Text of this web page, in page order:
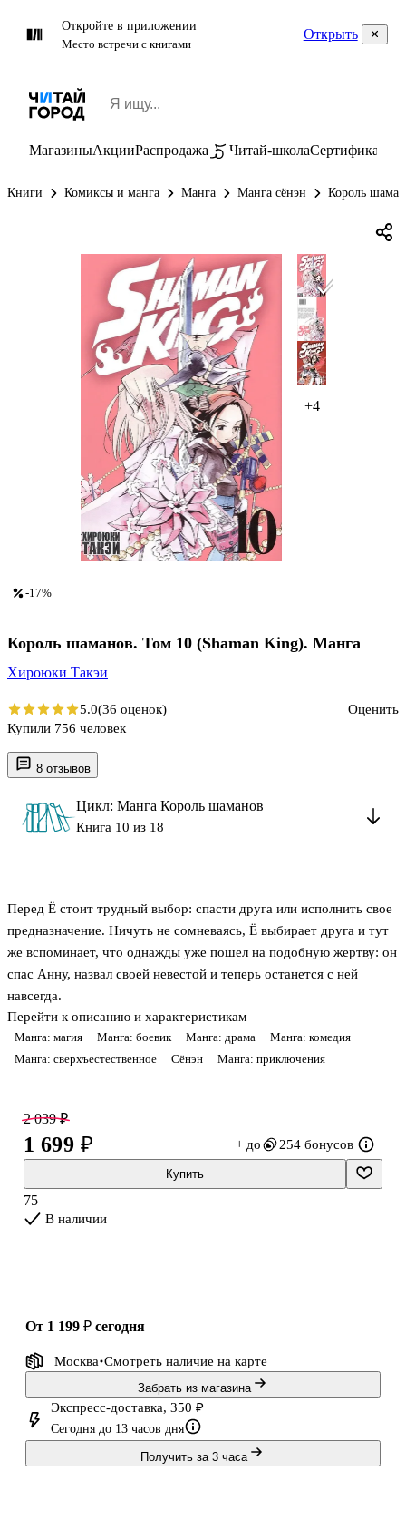
Откройте в приложении
Место встречи с книгами
Открыть
МагазиныАкцииРаспродажа Читай-школаСертификаты
Книги Комиксы и манга Манга Манга сёнэн Король
+4
8 отзывов
Цикл: Манга Король шаманов
Книга 10 из 18
Манга: магия Манга: боевик Манга: драма
Манга: комедия
Манга: сверхъестественное
Сёнэн Манга: приключения
Перед Ё стоит трудный выбор: спасти друга или исполнить свое
предназначение. Ничуть не сомневаясь, Ё выбирает друга и тут
же вспоминает, что однажды уже пошел на подобную жертву: он
спас Анну, назвал своей невестой и теперь останется с ней
навсегда.
Перейти к описанию и характеристикам
-17%
Король шаманов. Том 10 (Shaman King). Манга
Хироюки Такэи
5.0(36 оценок)
Оценить
Купили 756 человек
2 039 ₽
1 699 ₽ + до 254 бонусов
Купить
75
В наличии
от 1 199 ₽ сегодня
Москва Смотреть наличие на карте
Забрать из магазина
Экспресс-доставка, 350 ₽
Сегодня до 13 часов дня
Получить за 3 часа